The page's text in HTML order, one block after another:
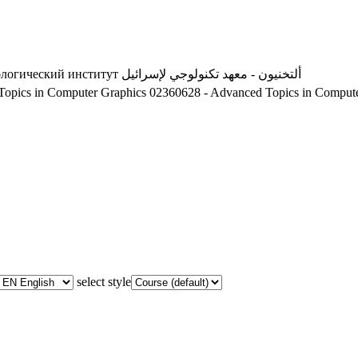
институт ألتخنيون - معهد تكنولوجي لإسرائيل
in Computer Graphics 02360628 - Advanced Topics in
select style